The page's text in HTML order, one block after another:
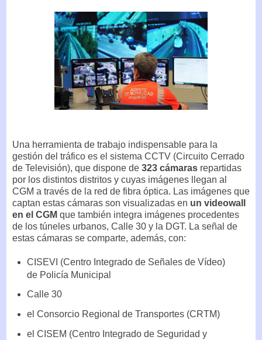
Una herramienta de trabajo indispensable para la
gestión del tráfico es el sistema CCTV (Circuito Cerrado
de Televisión), que dispone de 323 cámaras repartidas
por los distintos distritos y cuyas imágenes llegan al
CGM a través de la red de fibra óptica. Las imágenes que
captan estas cámaras son visualizadas en un videowall
en el CGM que también integra imágenes procedentes
de los túneles urbanos, Calle 30 y la DGT. La señal de
estas cámaras se comparte, además, con:
CISEVI (Centro Integrado de Señales de Vídeo)
de Policía Municipal
Calle 30
el Consorcio Regional de Transportes (CRTM)
el CISEM (Centro Integrado de Seguridad y